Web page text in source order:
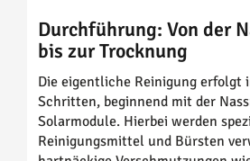
Durchführung: Von der
bis zur Trocknung
Die eigentliche Reinigung erfolgt
Schritten, beginnend mit der
Solarmodule. Hierbei werden
Reinigungsmittel und Bürsten